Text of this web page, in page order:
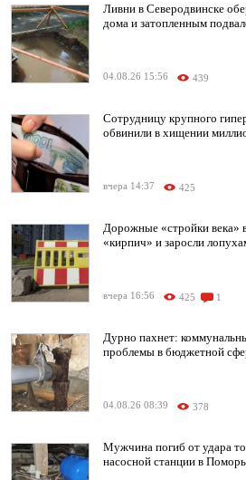
Ливни в Северодвинске
дома и затопленным
04.08.26 15:56 439
Сотрудницу крупного
обвинили в хищении
вчера 14:37 425
Дорожные «стройки века»
«кирпич» и заросли
вчера 16:56 425 1
Дурно пахнет:
проблемы в бюджетной
04.08.26 08:39 378
Мужчина погиб от удара
насосной станции в